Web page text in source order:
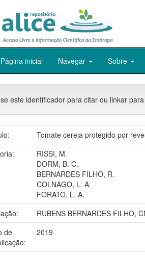
Página inicial Navegar Sobre
este identificador para citar ou linkar
Tomate cereja protegido por
RISSI, M.
DORM, B. C.
BERNARDES FILHO, R.
COLNAGO, L. A.
FORATO, L. A.
RUBENS BERNARDES FILHO,
de
2019